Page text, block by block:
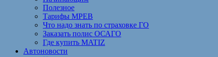
Полезное
Тарифы МРЕВ
Что надо знать по страховке ГО
Заказать полис ОСАГО
Где купить MATIZ
Автоновости